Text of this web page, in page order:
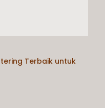
Terbaik untuk